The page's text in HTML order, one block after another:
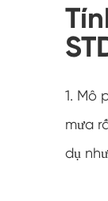
1. Mô
mưa
dụ